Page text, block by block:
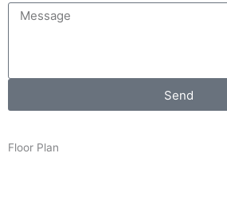
Send
Floor Plan